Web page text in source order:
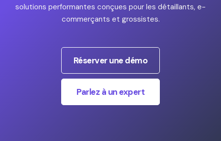
solutions performantes conçues pour les détaillants, e-
commerçants et grossistes.
Réserver une démo
Parlez à un expert